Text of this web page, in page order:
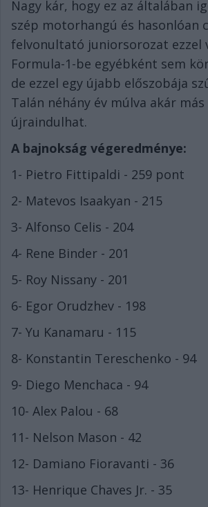
Nagy kár, hogy ez az általában
szép motorhangú és hasonlóan
felvonultató juniorsorozat ezzel
Formula-1-be egyébként sem
de ezzel egy újabb előszobája
Talán néhány év múlva akár más
újraindulhat.
A bajnokság végeredménye:
1- Pietro Fittipaldi - 259 pont
2- Matevos Isaakyan - 215
3- Alfonso Celis - 204
4- Rene Binder - 201
5- Roy Nissany - 201
6- Egor Orudzhev - 198
7- Yu Kanamaru - 115
8- Konstantin Tereschenko - 94
9- Diego Menchaca - 94
10- Alex Palou - 68
11- Nelson Mason - 42
12- Damiano Fioravanti - 36
13- Henrique Chaves Jr. - 35